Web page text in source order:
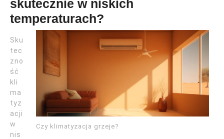
skutecznie w niskich
temperaturach?
Czy klimatyzacja grzeje?
Sku
tec
zno
ść
kli
ma
tyz
acji
w
nis